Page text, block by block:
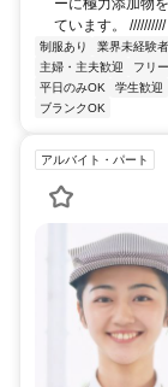
ています。 //////////
制服あり 業界未経験
主婦・主夫歓迎
フリ
平日のみOK
学生歓迎
ブランクOK
アルバイト・パート